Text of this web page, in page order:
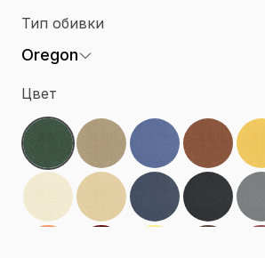
Тип обивки
Oregon
Цвет